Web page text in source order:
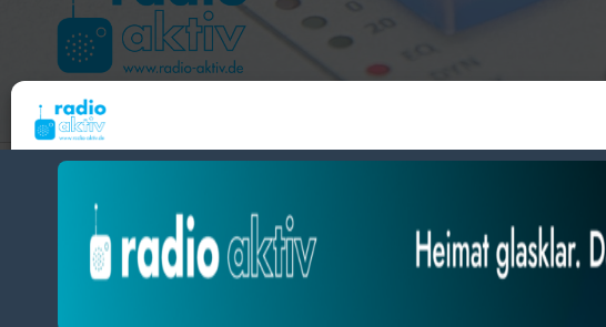
zustimmst, können wir Daten wie das Surfverhalten oder eindeutige IDs auf dieser Website
verarbeiten. Wenn du deine Zustimmung nicht erteilst oder zurückziehst, können bestimmte Merkmale
und Funktionen beeinträchtigt werden.
Hameln 99.3 – Bad Pyrmont 94.8 – Bad Münder 107.2 – DAB+ 9C
BlogDatabyThemeansar.